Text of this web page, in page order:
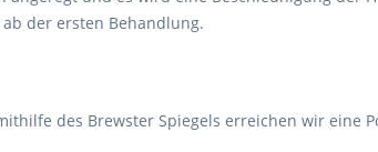
der ersten Behandlung.
des Brewster Spiegels erreichen wir eine